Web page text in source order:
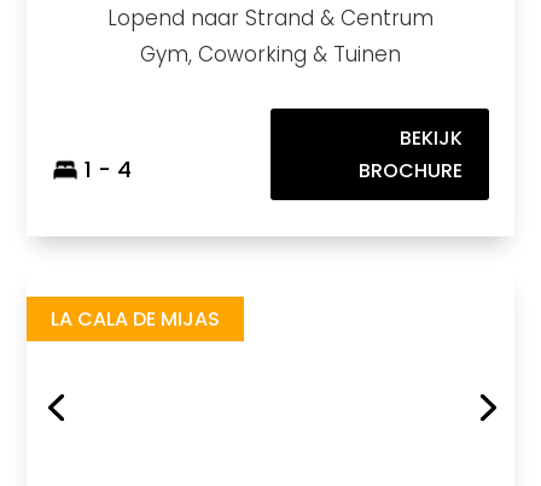
Lopend naar Strand & Centrum
Gym, Coworking & Tuinen
1 - 4
BEKIJK
BROCHURE
LA CALA DE MIJAS